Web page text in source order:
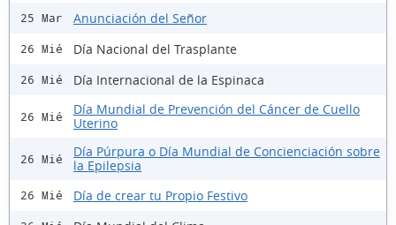
25 Mar Anunciación del Señor
26 Mié Día Nacional del Trasplante
26 Mié Día Internacional de la Espinaca
26 Mié
Día Mundial de Prevención del Cáncer de Cuello
Uterino
26 Mié
Día Púrpura o Día Mundial de Concienciación sobre
la Epilepsia
26 Mié Día de crear tu Propio Festivo